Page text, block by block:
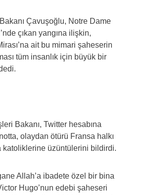
Çavuşoğlu, Notre Dame
çıkan yangına ilişkin,
ait bu mimari şaheserin
tüm insanlık için büyük bir
Bakanı, Twitter hesabına
olaydan ötürü Fransa halkı
katoliklerine üzüntülerini bildirdi.
Allah’a ibadete özel bir bina
Hugo’nun edebi şaheseri